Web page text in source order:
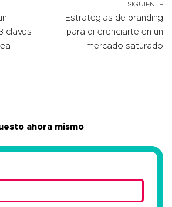
claves
SIGUIENTE
Estrategias de branding
para diferenciarte en un
mercado saturado
ahora mismo